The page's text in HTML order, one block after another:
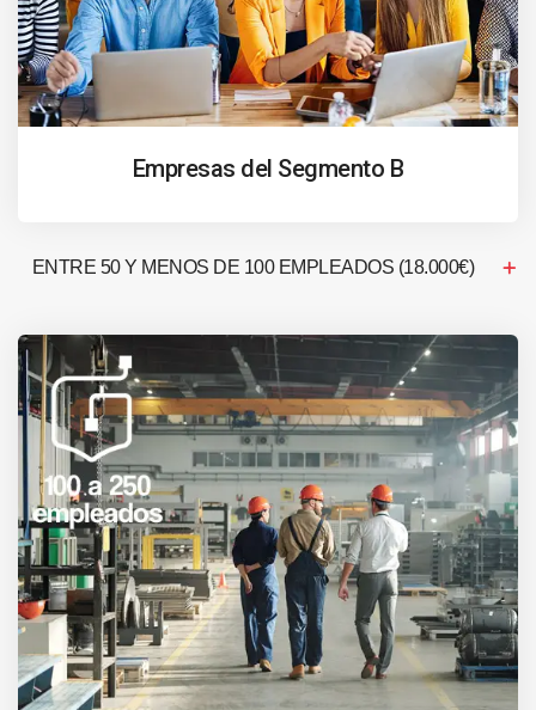
Empresas del Segmento B
ENTRE 50 Y MENOS DE 100 EMPLEADOS (18.000€)